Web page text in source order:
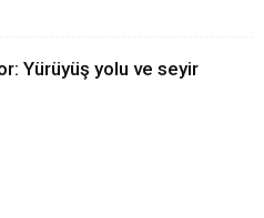
Yürüyüş yolu ve seyir